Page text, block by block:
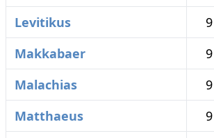
Levitikus
Makkabaer
Malachias
Matthaeus